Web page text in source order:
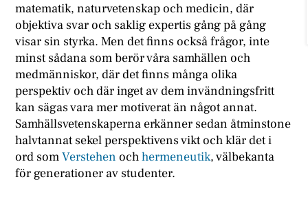
matematik, naturvetenskap och medicin, där
objektiva svar och saklig expertis gång på gång
visar sin styrka. Men det finns också frågor, inte
minst sådana som berör våra samhällen och
medmänniskor, där det finns många olika
perspektiv och där inget av dem invändningsfritt
kan sägas vara mer motiverat än något annat.
Samhällsvetenskaperna erkänner sedan åtminstone
halvtannat sekel perspektivens vikt och klär det i
ord somVerstehen ochhermeneutik, välbekanta
för generationer av studenter.